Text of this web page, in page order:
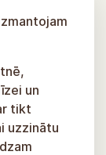
un
tikt
uzzinātu